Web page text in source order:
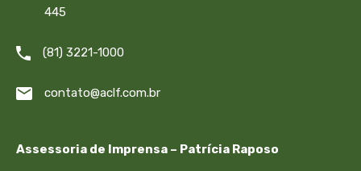
445
(81) 3221-1000
contato@aclf.com.br
Assessoria de Imprensa – Patrícia Raposo